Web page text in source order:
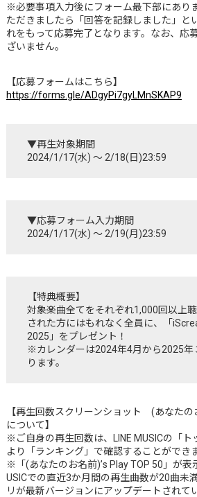
※必要事項入力後にフォーム最下部にあり
ただきましたら「回答を記録しました」と
れをもって応募完了となります。なお、応
ざいません。
【応募フォームはこちら】
https://forms.gle/ADgyPi7gyLMnSKAP9
▼再生対象期間
2024/1/17(水) ～ 2/18(日)23:59
▼応募フォーム入力期間
2024/1/17(水) ～ 2/19(月)23:59
【特典概要】
対象楽曲全てをそれぞれ1,000回以上
された方にはもれなく全員に、「
2025」をプレゼント！
※カレンダーは2024年4月から2025年
ります。
【再生回数スクリーンショット (あなたの
について】
※ご自身の再生回数は、LINE MUSICの「
より「ランキング」で確認することができま
※「(あなたのお名前)’s Play TOP 50」が表
USICでの直近3か月間の再生曲数が20曲未
リが最新バージョンにアップデートされて